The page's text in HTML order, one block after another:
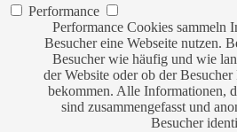
Performance
Performance Cookies sammeln
Besucher eine Webseite nutzen.
Besucher wie häufig und wie
der Website oder ob der
bekommen. Alle Informationen,
sind zusammengefasst und
Besucher